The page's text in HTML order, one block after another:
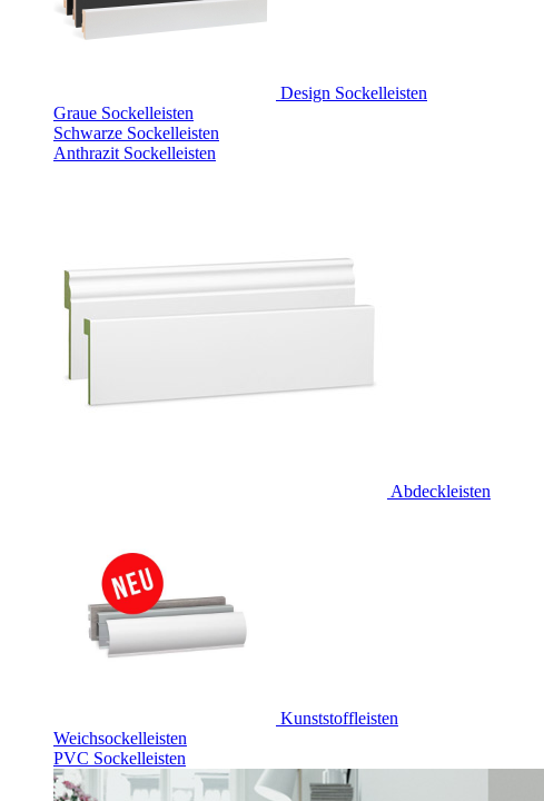
Design Sockelleisten
Graue Sockelleisten
Schwarze Sockelleisten
Anthrazit Sockelleisten
Abdeckleisten
Kunststoffleisten
Weichsockelleisten
PVC Sockelleisten